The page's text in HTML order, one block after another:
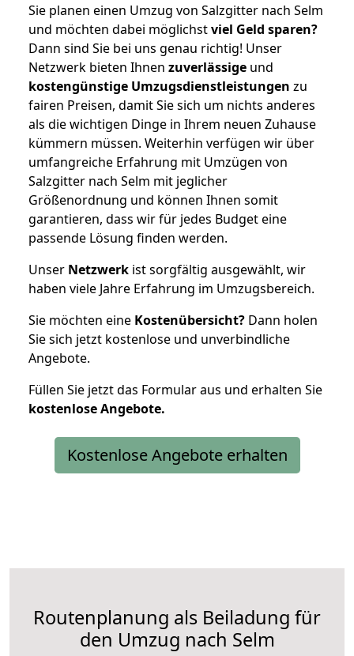
Sie planen einen Umzug von Salzgitter nach Selm
und möchten dabei möglichstviel Geld sparen?
Dann sind Sie bei uns genau richtig! Unser
Netzwerk bieten Ihnen zuverlässige und
kostengünstige Umzugsdienstleistungen zu
fairen Preisen, damit Sie sich um nichts anderes
als die wichtigen Dinge in Ihrem neuen Zuhause
kümmern müssen. Weiterhin verfügen wir über
umfangreiche Erfahrung mit Umzügen von
Salzgitter nach Selm mit jeglicher
Größenordnung und können Ihnen somit
garantieren, dass wir für jedes Budget eine
passende Lösung finden werden.
Unser Netzwerk ist sorgfältig ausgewählt, wir
haben viele Jahre Erfahrung im Umzugsbereich.
Sie möchten eine Kostenübersicht? Dann holen
Sie sich jetzt kostenlose und unverbindliche
Angebote.
Füllen Sie jetzt das Formular aus und erhalten Sie
kostenloseAngebote.
Kostenlose Angebote erhalten
Routenplanung als Beiladung für
den Umzug nach Selm